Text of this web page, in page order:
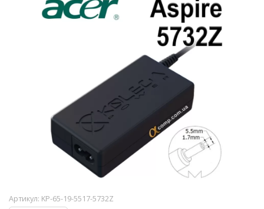
Артикул: KP-65-19-5517-5732Z